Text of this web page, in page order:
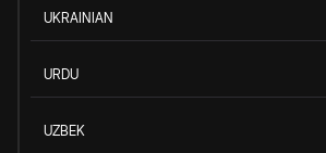
UKRAINIAN
URDU
UZBEK